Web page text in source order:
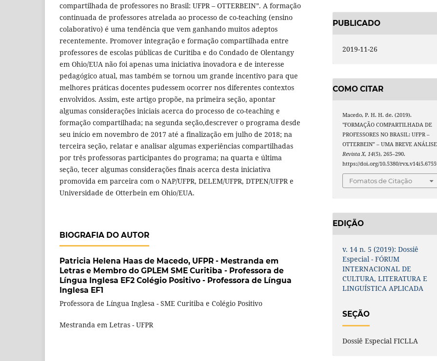
compartilhada de professores no Brasil: UFPR – OTTERBEIN”. A formação
continuada de professores atrelada ao processo de co-teaching (ensino
colaborativo) é uma tendência que vem ganhando muitos adeptos
recentemente. Promover integração e formação compartilhada entre
professores de escolas públicas de Curitiba e do Condado de Olentangy
em Ohio/EUA não foi apenas uma iniciativa inovadora e de interesse
pedagógico atual, mas também se tornou um grande incentivo para que
melhores práticas docentes pudessem ocorrer nos diferentes contextos
envolvidos. Assim, este artigo propõe, na primeira seção, apontar
algumas considerações iniciais acerca do processo de co-teaching e
formação compartilhada; na segunda seção,descrever o programa desde
seu início em novembro de 2017 até a finalização em julho de 2018; na
terceira seção, relatar e analisar algumas experiências compartilhadas
por três professoras participantes do programa; na quarta e última
seção, tecer algumas considerações finais acerca desta iniciativa
promovida em parceira com o NAP/UFPR, DELEM/UFPR, DTPEN/UFPR e
Universidade de Otterbein em Ohio/EUA.
BIOGRAFIA DO AUTOR
Patricia Helena Haas de Macedo, UFPR - Mestranda em
Letras e Membro do GPLEM SME Curitiba - Professora de
Língua Inglesa EF2 Colégio Positivo - Professora de Língua
Inglesa EF1
Professora de Língua Inglesa - SME Curitiba e Colégio Positivo
Mestranda em Letras - UFPR
PUBLICADO
2019-11-26
COMO CITAR
Macedo, P. H. H. de. (2019).
"FORMAÇÃO COMPARTILHADA DE
PROFESSORES NO BRASIL: UFPR –
OTTERBEIN” – UMA BREVE
Revista X,14(5), 265–290.
https://doi.org/10.5380/
Fomatos de Citação
EDIÇÃO
v. 14 n. 5 (2019): Dossiê
Especial - FÓRUM
INTERNACIONAL DE
CULTURA, LITERATURA E
LINGUÍSTICA APLICADA
SEÇÃO
Dossiê Especial FICLLA